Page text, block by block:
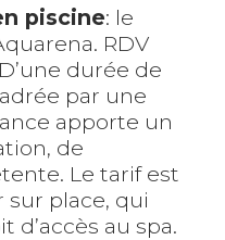
piscine: le
RDV
durée de
par une
apporte un
de
Le tarif est
sur place, qui
d’accès au spa.